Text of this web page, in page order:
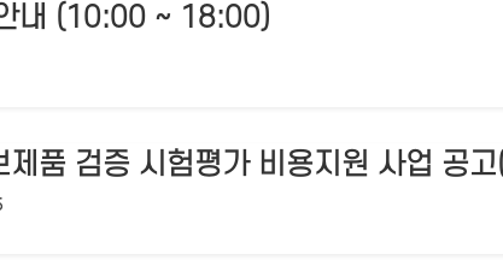
내 (10:00 ~ 18:00)
품 검증 시험평가 비용지원 사업 공